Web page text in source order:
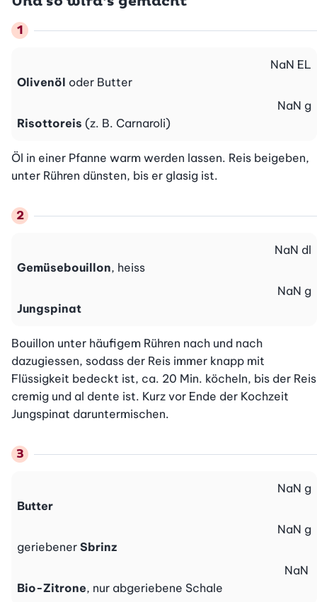
Olivenöl oder Butter
NaN EL
Risottoreis (z. B. Carnaroli)
NaN g
Öl in einer Pfanne warm werden lassen. Reis beigeben,
unter Rühren dünsten, bis er glasig ist.
Gemüsebouillon, heiss
NaN dl
Jungspinat
NaN g
Bouillon unter häufigem Rühren nach und nach
dazugiessen, sodass der Reis immer knapp mit
Flüssigkeit bedeckt ist, ca. 20 Min. köcheln, bis der Reis
cremig und al dente ist. Kurz vor Ende der Kochzeit
Jungspinat daruntermischen.
Butter
NaN g
geriebener Sbrinz
NaN g
Bio-Zitrone, nur abgeriebene Schale
NaN